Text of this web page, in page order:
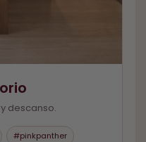
descanso.
#pinkpanther